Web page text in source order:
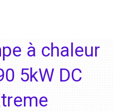
à chaleur
5kW DC